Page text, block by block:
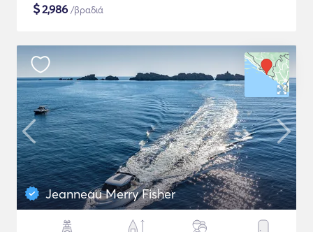
$2,986 /βραδιά
Jeanneau Merry Fisher